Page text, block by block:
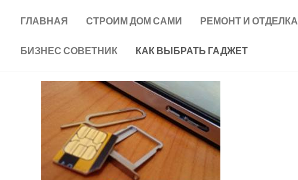
ГЛАВНАЯ СТРОИМ ДОМ САМИ РЕМОНТ И ОТДЕЛКА
БИЗНЕС СОВЕТНИК КАК ВЫБРАТЬ ГАДЖЕТ